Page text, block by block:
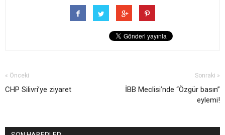
« Önceki
CHP Silivri’ye ziyaret
Sonraki »
İBB Meclisi’nde “Özgür basın”
eylemi!